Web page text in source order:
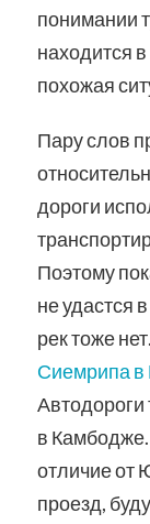
понимании
находится
похожая
Пару слов
дороги
Поэтому
не удастся
рек тоже
Сиемрипа в
Автодороги
в
отличие от
проезд,